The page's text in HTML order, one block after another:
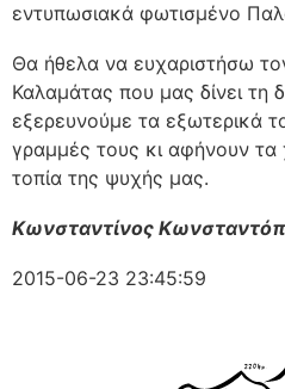
εντυπωσιακά φωτισμένο
Θα ήθελα να ευχαριστήσω
Καλαμάτας που μας δίνει τη
εξερευνούμε τα εξωτερικά
γραμμές τους κι αφήνουν
τοπία της ψυχής μας.
Κωνσταντίνος
2015-06-23 23:45:59